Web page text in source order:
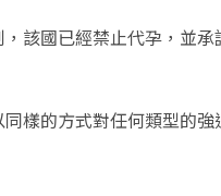
該國已經禁止代孕，並
樣的方式對任何類型的